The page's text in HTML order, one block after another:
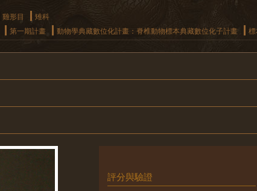
雞形目
雉科
第一期計畫 動物學典藏數位化計畫：脊椎動物標本典藏數位化子計畫
評分與驗證